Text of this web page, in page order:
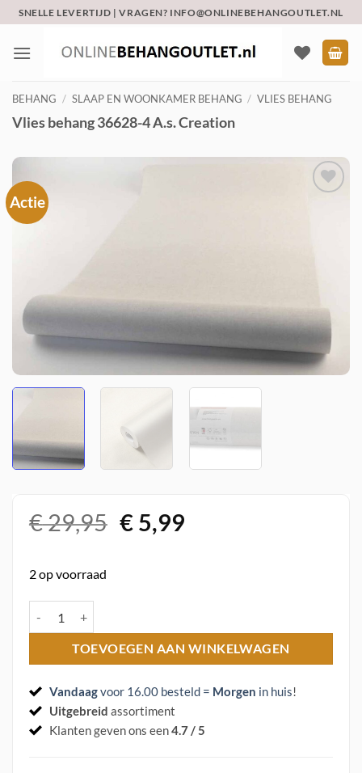
naar
inhoud
SNELLE LEVERTIJD | VRAGEN? INFO@ONLINEBEHANGOUTLET.NL
BEHANG / SLAAP EN WOONKAMER BEHANG / VLIES BEHANG
Vlies behang 36628-4 A.s. Creation
Actie
€29,95 Oorspronkelijke
€5,99Huidige
2 op voorraad
TOEVOEGEN AAN WINKELWAGEN
Vandaagvoor 16.00 besteld = Morgen in huis!
Uitgebreid assortiment
Klanten geven ons een4.7 / 5